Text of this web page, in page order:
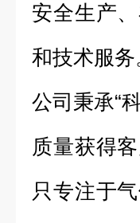
安全生产
和技术服务
公司秉承“
质量获得
只专注于